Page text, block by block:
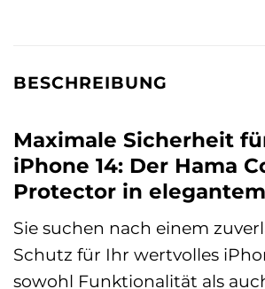
BESCHREIBUNG
Maximale Sicherheit
iPhone 14: Der Hama
Protector in
Sie suchen nach einem
Schutz für Ihr wertvolles
sowohl Funktionalität als